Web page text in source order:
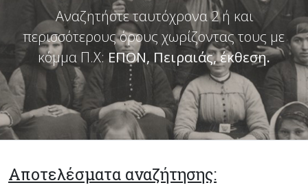
Αναζητήστε ταυτόχρονα 2 ή και
περισσότερους όρους χωρίζοντας τους με
κόμμα Π.Χ: ΕΠΟΝ, Πειραιάς, έκθεση.
Αποτελέσματα αναζήτησης: